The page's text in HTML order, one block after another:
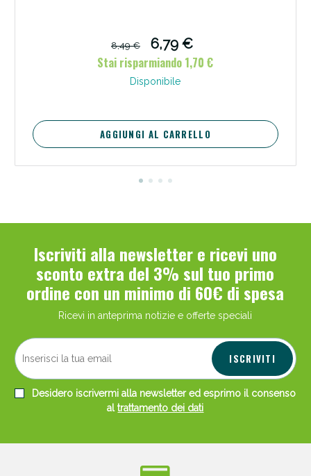
8,49 €
6,79 €
Stai risparmiando 1,70 €
Disponibile
AGGIUNGI AL CARRELLO
Iscriviti alla newsletter e ricevi uno
sconto extra del 3% sul tuo primo
ordine con un minimo di 60€ di spesa
Ricevi in anteprima notizie e offerte speciali
ISCRIVITI
Desidero iscrivermi alla newsletter ed esprimo il consenso
altrattamento dei dati